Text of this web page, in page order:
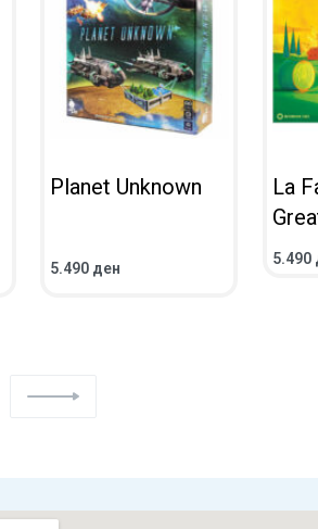
Planet Unknown
5.490 ден
ВО КОШНИЧКА
La
5.490